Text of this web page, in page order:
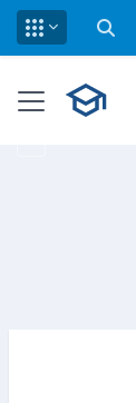
Sānu panelis